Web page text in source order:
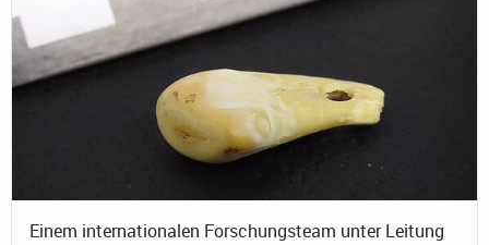
Einem internationalen Forschungsteam unter Leitung